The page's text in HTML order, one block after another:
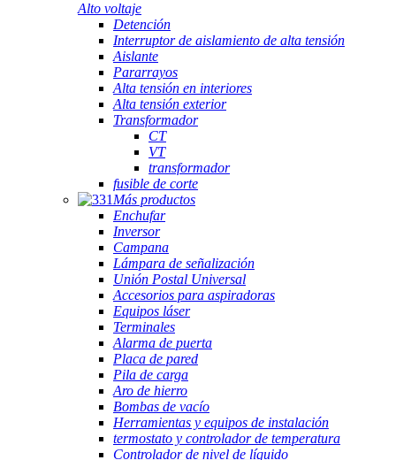
Alto voltaje
Detención
Interruptor de aislamiento de alta tensión
Aislante
Pararrayos
Alta tensión en interiores
Alta tensión exterior
Transformador
CT
VT
transformador
fusible de corte
Más productos
Enchufar
Inversor
Campana
Lámpara de señalización
Unión Postal Universal
Accesorios para aspiradoras
Equipos láser
Terminales
Alarma de puerta
Placa de pared
Pila de carga
Aro de hierro
Bombas de vacío
Herramientas y equipos de instalación
termostato y controlador de temperatura
Controlador de nivel de líquido